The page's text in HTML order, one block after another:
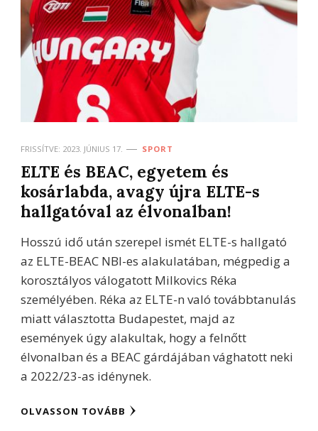
FRISSÍTVE: 2023. JÚNIUS 17. SPORT
ELTE és BEAC, egyetem és
kosárlabda, avagy újra ELTE-s
hallgatóval az élvonalban!
Hosszú idő után szerepel ismét ELTE-s hallgató
az ELTE-BEAC NBI-es alakulatában, mégpedig a
korosztályos válogatott Milkovics Réka
személyében. Réka az ELTE-n való továbbtanulás
miatt választotta Budapestet, majd az
események úgy alakultak, hogy a felnőtt
élvonalban és a BEAC gárdájában vághatott neki
a 2022/23-as idénynek.
OLVASSON TOVÁBB